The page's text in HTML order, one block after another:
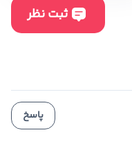
پاسخ